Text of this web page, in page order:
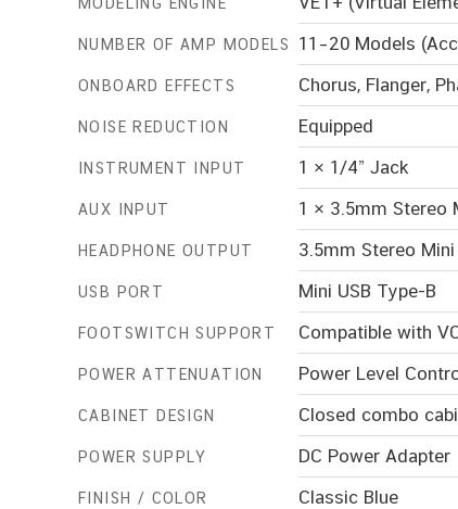
NUMBER OF AMP MODELS 11–20 Models
ONBOARD EFFECTS Chorus, Flanger,
NOISE REDUCTION Equipped
INSTRUMENT INPUT 1 × 1/4” Jack
AUX INPUT 1 × 3.5mm Stereo
HEADPHONE OUTPUT 3.5mm Stereo
USB PORT Mini USB Type-B
FOOTSWITCH SUPPORT Compatible with
POWER ATTENUATION Power Level
CABINET DESIGN Closed combo
POWER SUPPLY DC Power Adapter
FINISH / COLOR Classic Blue